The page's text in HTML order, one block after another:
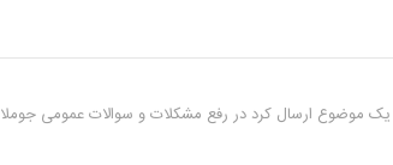
رفع مشکلات و سوالات عمومی جوملا 1.7 و 2.5